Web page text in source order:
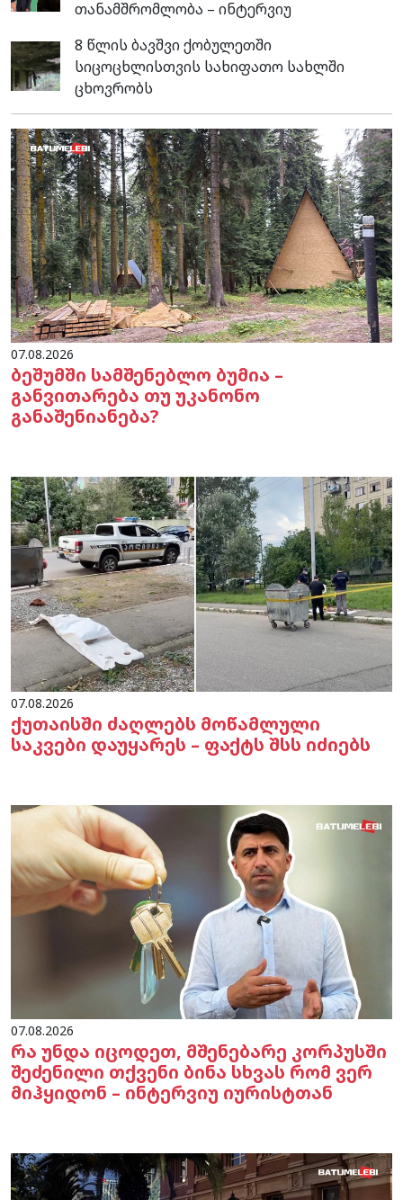
თანამშრომლობა – ინტერვიუ
8 წლის ბავშვი ქობულეთში
სიცოცხლისთვის სახიფათო სახლში
ცხოვრობს
07.08.2026
ბეშუმში სამშენებლო ბუმია –
განვითარება თუ უკანონო
განაშენიანება?
07.08.2026
ქუთაისში ძაღლებს მოწამლული
საკვები დაუყარეს – ფაქტს შსს იძიებს
07.08.2026
რა უნდა იცოდეთ, მშენებარე კორპუსში
შეძენილი თქვენი ბინა სხვას რომ ვერ
მიჰყიდონ – ინტერვიუ იურისტთან